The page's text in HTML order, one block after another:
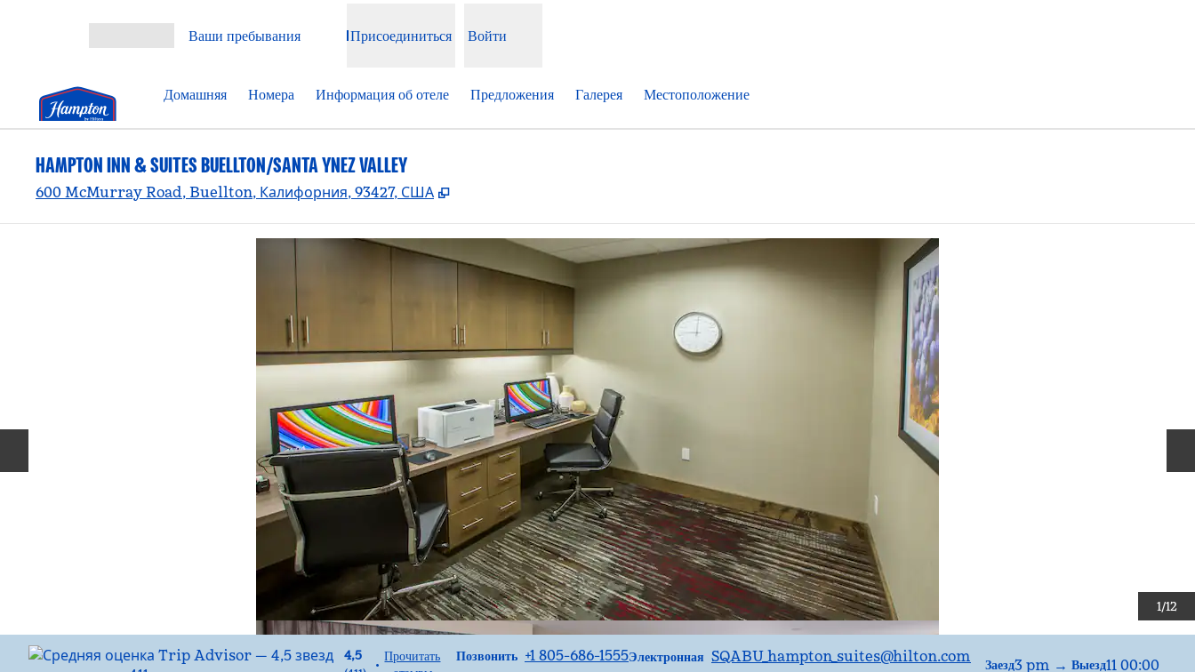
Ваши пребывания Присоединиться Войти
Домашняя Номера Информация об отеле Предложения Галерея Местоположение
HAMPTON INN & SUITES BUELLTON/SANTA YNEZ VALLEY
600 McMurray Road, Buellton, Калифорния, 93427, США ,
1/12
4,5
•
Прочитать
Позвонить
Звоните +1 805-686-1555Электронная
Email SQABU_hampton_suites@hilton.com Заезд3 pm → Выезд11 00:00